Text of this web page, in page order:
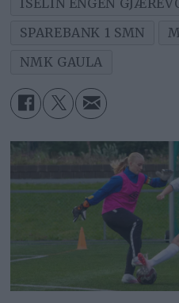
SPAREBANK 1 SMN
NMK GAULA